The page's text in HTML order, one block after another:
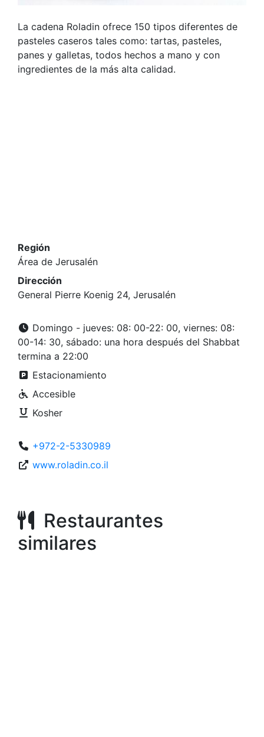
La cadena Roladin ofrece 150 tipos diferentes de
pasteles caseros tales como: tartas, pasteles,
panes y galletas, todos hechos a mano y con
ingredientes de la más alta calidad.
Región
Área de Jerusalén
Dirección
General Pierre Koenig 24, Jerusalén
Domingo - jueves: 08: 00-22: 00, viernes: 08:
00-14: 30, sábado: una hora después del Shabbat
termina a 22:00
Estacionamiento
Accesible
Kosher
+972-2-5330989
www.roladin.co.il
Restaurantes
similares